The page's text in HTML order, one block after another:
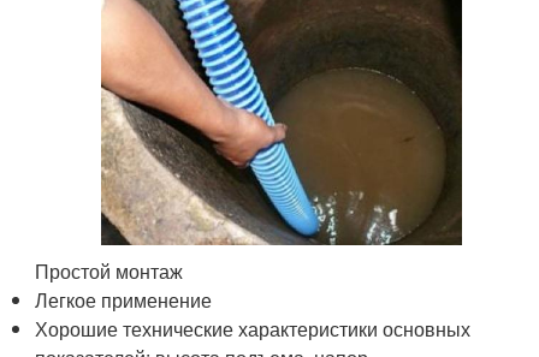
Простой монтаж
Легкое применение
Хорошие технические характеристики основных